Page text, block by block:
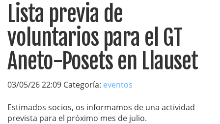
Lista previa de
voluntarios para el GT
Aneto-Posets en Llauset
03/05/26 22:09 Categoría: eventos
Estimados socios, os informamos de una actividad
prevista para el próximo mes de julio.